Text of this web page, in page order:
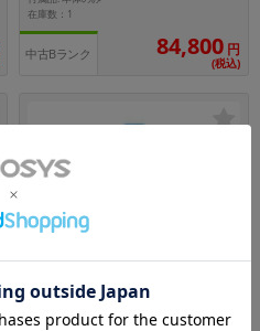
在庫数：1
中古Bランク 84,800 円
(税込)
【バッテリー80%未満】iPhone13 P
ルバー 【国内版SIMフリー】
発売日： 2021/09
付属品: 本体のみ
在庫数：1